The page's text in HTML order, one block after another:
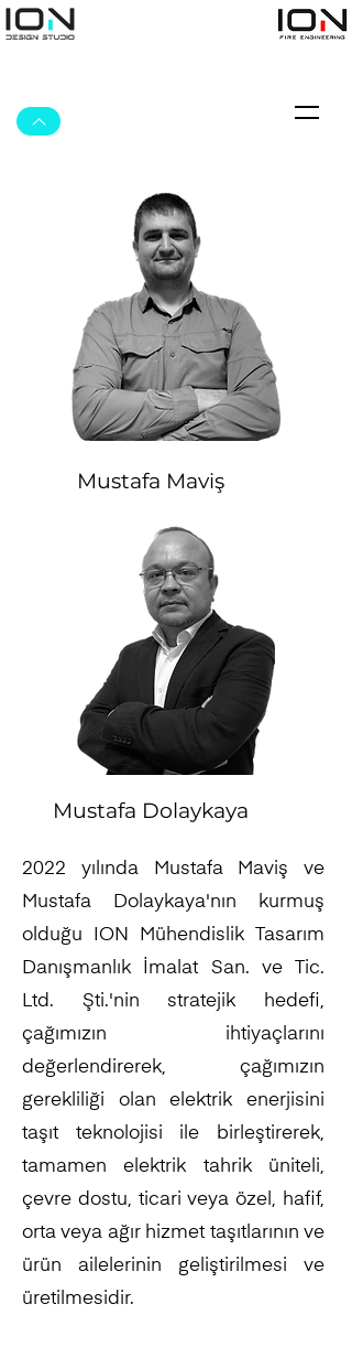
Mustafa Maviş
Mustafa Dolaykaya
2022 yılında Mustafa Maviş ve
Mustafa Dolaykaya'nın kurmuş
olduğu ION Mühendislik Tasarım
Danışmanlık İmalat San. ve Tic.
Ltd. Şti.'nin stratejik hedefi,
çağımızın ihtiyaçlarını
değerlendirerek, çağımızın
gerekliliği olan elektrik enerjisini
taşıt teknolojisi ile birleştirerek,
tamamen elektrik tahrik üniteli,
çevre dostu, ticari veya özel, hafif,
orta veya ağır hizmet taşıtlarının ve
ürün ailelerinin geliştirilmesi ve
üretilmesidir.